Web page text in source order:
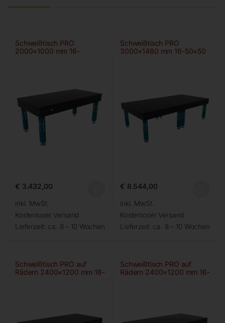
Schweißtisch PRO
2000×1000 mm 16-
€ 3.432,00
inkl. MwSt.
Kostenloser Versand
Lieferzeit: ca. 8 – 10 Wochen
Schweißtisch PRO
3000×1480 mm 16-50×50
€ 8.544,00
inkl. MwSt.
Kostenloser Versand
Lieferzeit: ca. 8 – 10 Wochen
Schweißtisch PRO auf
Rädern 2400×1200 mm 16-
Schweißtisch PRO auf
Rädern 2400×1200 mm 16-